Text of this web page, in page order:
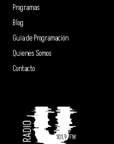
Programas
Blog
Guía de Programación
Quienes Somos
Contacto